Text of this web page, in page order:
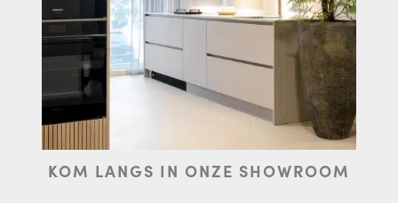
KOM LANGS IN ONZE SHOWROOM